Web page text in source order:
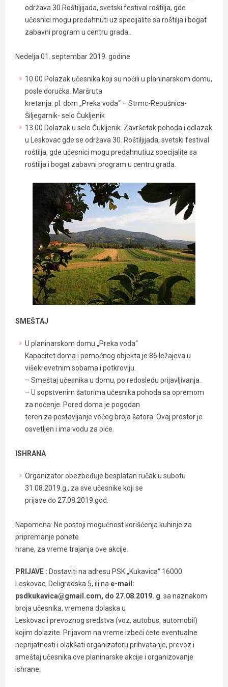
održava 30.Roštiljijada, svetski festival roštilja, gde
učesnici mogu predahnuti uz specijalite sa roštilja i bogat
zabavni program u centru grada..
Nedelja 01. septembar 2019. godine
10.00 Polazak učesnika koji su noćili u planinarskom domu,
posle doručka. Maršruta
kretanja: pl. dom „Preka voda“ – Strmc-Repušnica-
Šiljegarnik- selo Čukljenik
13.00 Dolazak u selo Čukljenik .Završetak pohoda i odlazak
u Leskovac gde se održava 30. Roštiljijada, svetski festival
roštilja, gde učesnici mogu predahnutiuz specijalite sa
roštilja i bogat zabavni program u centru grada.
SMEŠTAJ
U planinarskom domu „Preka voda“
Kapacitet doma i pomoćnog objekta je 86 ležajeva u
višekrevetnim sobama i potkrovlju.
– Smeštaj učesnika u domu, po redosledu prijavljivanja.
– U sopstvenim šatorima učesnika pohoda sa opremom
za noćenje. Pored doma je pogodan
teren za postavljanje većeg broja šatora. Ovaj prostor je
osvetljen i ima vodu za piće.
ISHRANA
Organizator obezbeđuje besplatan ručak u subotu
31.08.2019.g., za sve učesnike koji se
prijave do 27.08.2019.god.
Napomena: Ne postoji mogućnost korišćenja kuhinje za
pripremanje ponete
hrane, za vreme trajanja ove akcije.
PRIJAVE : Dostaviti na adresu PSK „Kukavica“ 16000
Leskovac, Deligradska 5, ili na e-mail:
psdkukavica@gmail.com, do 27.08.2019. g . sa naznakom
broja učesnika, vremena dolaska u
Leskovac i prevoznog sredstva (voz, autobus, automobil)
kojim dolazite. Prijavom na vreme izbeći ćete eventualne
neprijatnosti i olakšati organizatoru prihvatanje, prevoz i
smeštaj učesnika ove planinarske akcije i organizovanje
ishrane.